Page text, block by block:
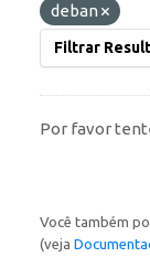
deban
Filtrar
Por favor
Você também
(veja